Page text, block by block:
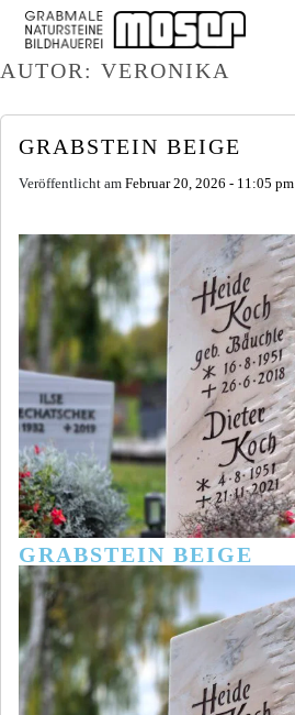
AUTOR: VERONIKA
GRABSTEIN BEIGE
Veröffentlicht am Februar 20, 2026 - 11:05 pm
GRABSTEIN BEIGE